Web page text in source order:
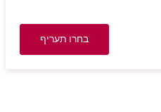
בחרו תעריף